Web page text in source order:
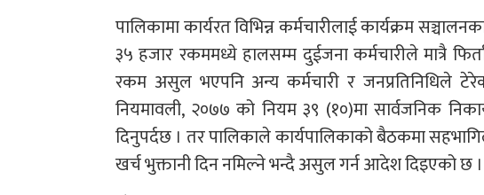
पालिकामा कार्यरत विभिन्न कर्मचारीलाई कार्यक्रम
३५ हजार रकममध्ये हालसम्म दुईजना कर्मचारीले मात्रै
रकम असुल भएपनि अन्य कर्मचारी र जनप्रतिनिधिले
नियमावली, २०७७ को नियम ३९ (१०)मा सार्वजनिक
दिनुपर्दछ । तर पालिकाले कार्यपालिकाको बैठकमा
खर्च भुक्तानी दिन नमिल्ने भन्दै असुल गर्न आदेश दिइएको छ